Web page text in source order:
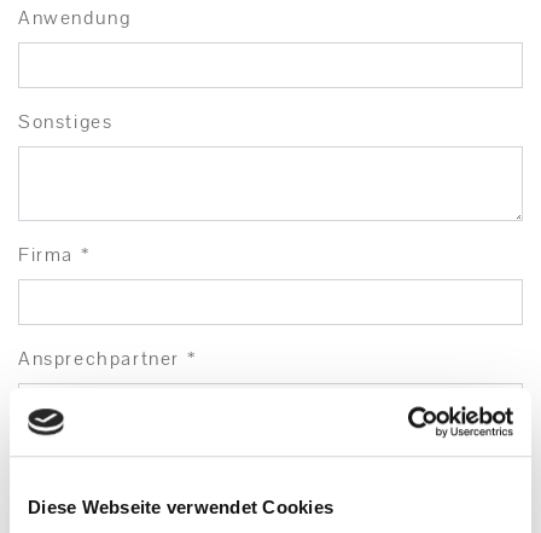
Diese Webseite verwendet Cookies
Anwendung
Sonstiges
Firma *
Ansprechpartner *
Strasse